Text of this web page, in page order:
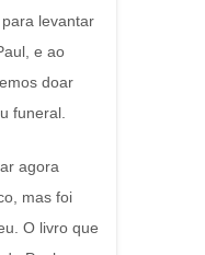
levantar
e ao
doar
funeral.
agora
mas foi
O livro que